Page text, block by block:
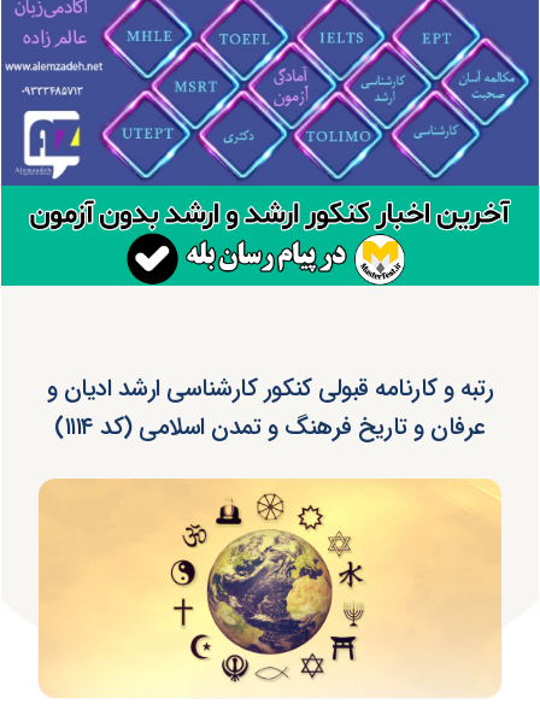
رتبه و کارنامه قبولی کنکور کارشناسی ارشد ادیان و
عرفان و تاریخ فرهنگ و تمدن اسلامی (کد ۱۱۱۴)